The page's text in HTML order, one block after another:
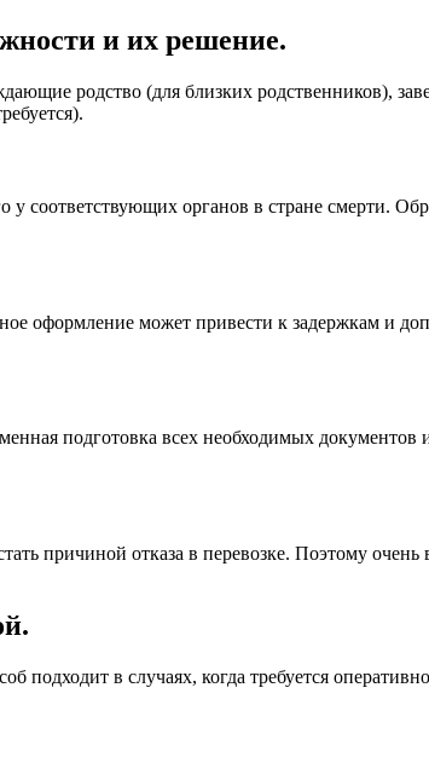
и их решение.
родство (для близких родственников),
соответствующих органов в стране смерти.
оформление может привести к задержкам и
подготовка всех необходимых документов
причиной отказа в перевозке. Поэтому очень
подходит в случаях, когда требуется